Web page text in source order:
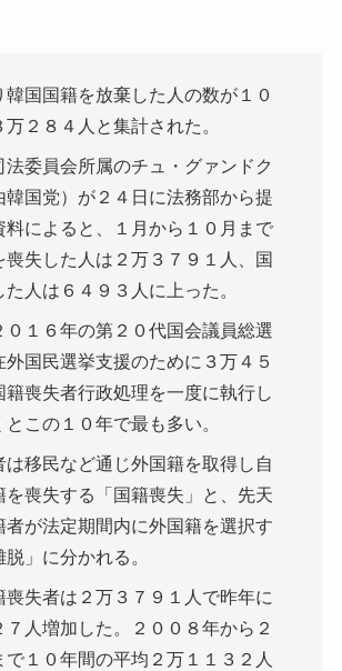
韓国国籍を放棄した人の数が１０
万２８４人と集計された。
法委員会所属のチュ・グァンドク
韓国党）が２４日に法務部から提
料によると、１月から１０月まで
喪失した人は２万３７９１人、国
人は６４９３人に上った。
０１６年の第２０代国会議員総選
外国民選挙支援のために３万４５
籍喪失者行政処理を一度に執行し
この１０年で最も多い。
は移民など通じ外国籍を取得し自
を喪失する「国籍喪失」と、先天
者が法定期間内に外国籍を選択す
」に分かれる。
喪失者は２万３７９１人で昨年に
７人増加した。２００８年から２
で１０年間の平均２万１１３２人